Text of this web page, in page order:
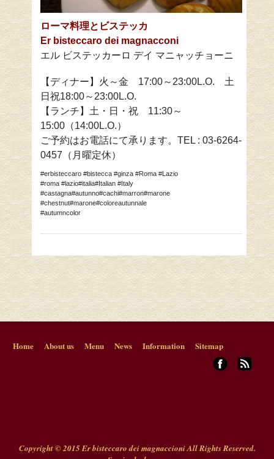
ローマ料理とビステッカ
Er bisteccaro dei magnacconi
エル ビステッカーロ デイ マニャッチョーニ
【ディナー】火～金 17:00～23:00L.O. 土
日祝18:00～23:00L.O.
【ランチ】土・日・祝 11:30～
15:00（14:00L.O.）
ご予約はお電話にて承ります。TEL : 03-6264-
0457（月曜定休）
#erbisteccaro #bistecca #ginza #Roma #Lazio
#roma #lazio#italia#Italian #Italy
#castagna#autunno#cachi#marron#marone
#chestnut#marone#coloreautunnale
#autumncolor
Home About us Menu News Information Sitemap
Copyright © 2015 Er bisteccaro dei magnaccioni All Rights Reserved.